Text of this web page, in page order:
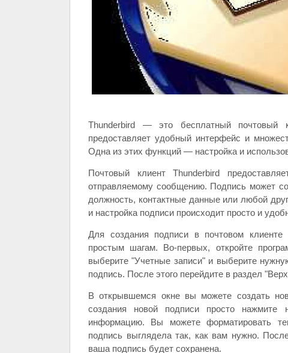
Thunderbird — это бесплатный почтовый
предоставляет удобный интерфейс и
Одна из этих функций — настройка и
Почтовый клиент Thunderbird
отправляемому сообщению. Подпись может
должность, контактные данные или любой
и настройка подписи происходит просто и
Для создания подписи в почтовом клиенте
простым шагам. Во-первых, откройте
выберите "Учетные записи" и выберите
подпись. После этого перейдите в раздел
В открывшемся окне вы можете создать
создания новой подписи просто
информацию. Вы можете форматировать
подпись выглядела так, как вам нужно.
ваша подпись будет сохранена.